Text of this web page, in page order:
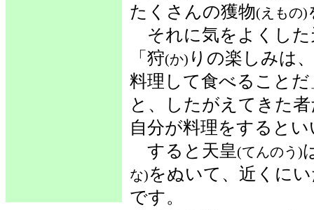
たくさんの獲物(えもの)
それに気をよくした
「狩(か) りの楽しみは
料理して食べることだ
と、したがえてきた
自分が料理をすると
すると天皇(てんのう)
な)をぬいて、近くに
です。